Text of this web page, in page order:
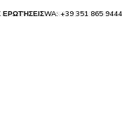
WA: +39 351 865 9444